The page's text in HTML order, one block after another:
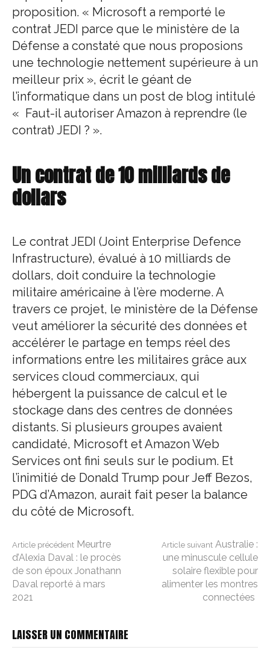
proposition. « Microsoft a remporté le
contrat JEDI parce que le ministère de la
Défense a constaté que nous proposions
une technologie nettement supérieure à un
meilleur prix », écrit le géant de
l’informatique dans un post de blog intitulé
« Faut-il autoriser Amazon à reprendre (le
contrat) JEDI ? ».
Un contrat de 10 milliards de
dollars
Le contrat JEDI (Joint Enterprise Defence
Infrastructure), évalué à 10 milliards de
dollars, doit conduire la technologie
militaire américaine à l’ère moderne. A
travers ce projet, le ministère de la Défense
veut améliorer la sécurité des données et
accélérer le partage en temps réel des
informations entre les militaires grâce aux
services cloud commerciaux, qui
hébergent la puissance de calcul et le
stockage dans des centres de données
distants. Si plusieurs groupes avaient
candidaté, Microsoft et Amazon Web
Services ont fini seuls sur le podium. Et
l’inimitié de Donald Trump pour Jeff Bezos,
PDG d’Amazon, aurait fait peser la balance
du côté de Microsoft.
Lire
la
suite
Article précédent Meurtre
d’Alexia Daval : le procès
de son époux Jonathann
Daval reporté à mars
2021
Article suivant Australie :
une minuscule cellule
solaire flexible pour
alimenter les montres
connectées
LAISSER UN COMMENTAIRE